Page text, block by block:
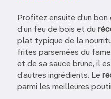
Profitez ensuite d’un
d’un feu de bois et du
plat typique de la
frites parsemées du
et de sa sauce brune, il
d’autres ingrédients. Le
parmi les meilleures